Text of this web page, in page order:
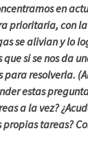
en
prioritaria, con
se alivian y lo
que si se nos da
para resolverla.
estas
a la vez?
propias tareas?